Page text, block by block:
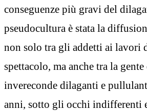
conseguenze più gravi del
pseudocultura è stata la
non solo tra gli addetti ai lavori
spettacolo, ma anche tra la
invereconde dilaganti e
anni, sotto gli occhi indifferenti